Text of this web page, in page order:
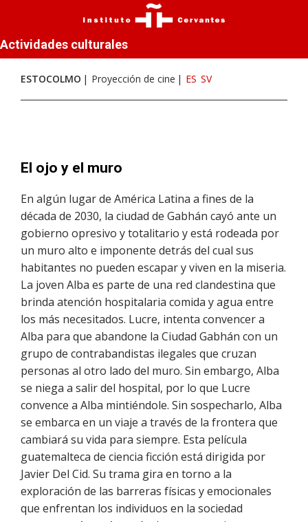
Actividades culturales
ESTOCOLMO Proyección de cine ES SV
El ojo y el muro
En algún lugar de América Latina a fines de la
década de 2030, la ciudad de Gabhán cayó ante un
gobierno opresivo y totalitario y está rodeada por
un muro alto e imponente detrás del cual sus
habitantes no pueden escapar y viven en la miseria.
La joven Alba es parte de una red clandestina que
brinda atención hospitalaria comida y agua entre
los más necesitados. Lucre, intenta convencer a
Alba para que abandone la Ciudad Gabhán con un
grupo de contrabandistas ilegales que cruzan
personas al otro lado del muro. Sin embargo, Alba
se niega a salir del hospital, por lo que Lucre
convence a Alba mintiéndole. Sin sospecharlo, Alba
se embarca en un viaje a través de la frontera que
cambiará su vida para siempre. Esta película
guatemalteca de ciencia ficción está dirigida por
Javier Del Cid. Su trama gira en torno a la
exploración de las barreras físicas y emocionales
que enfrentan los individuos en la sociedad